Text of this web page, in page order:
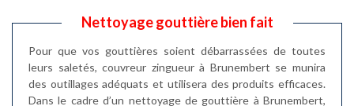
Nettoyage gouttière bien fait
Pour que vos gouttières soient débarrassées de toutes
leurs saletés, couvreur zingueur à Brunembert se munira
des outillages adéquats et utilisera des produits efficaces.
Dans le cadre d’un nettoyage de gouttière à Brunembert,